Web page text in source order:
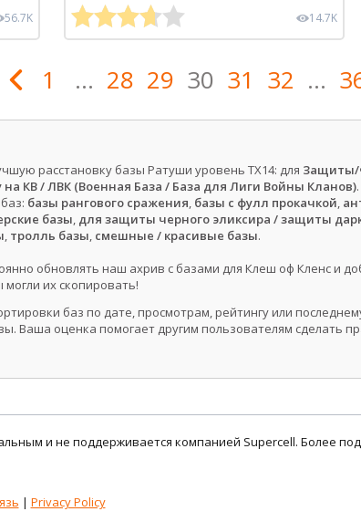
56.7K 14.7K
1 ... 28 29 30 31 32 ...
расстановку базы Ратуши уровень ТХ14: для Защиты/
на КВ / ЛВК (Военная База / База для Лиги Войны Кланов)
базы рангового сражения, базы с фулл прокачкой,
базы, для защиты черного эликсира / защиты
, тролль базы, смешные / красивые базы.
обновлять наш ахрив с базами для Клеш оф Кленс и
их скопировать!
баз по дате, просмотрам, рейтингу или
Ваша оценка помогает другим пользователям сделать
и не поддерживается компанией Supercell. Более
| Privacy Policy